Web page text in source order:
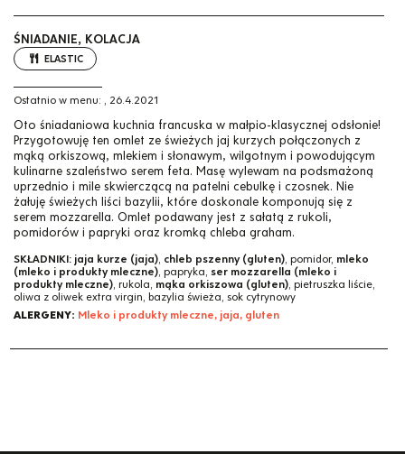
ŚNIADANIE, KOLACJA
ELASTIC
Ostatnio w menu: , 26.4.2021
Oto śniadaniowa kuchnia francuska w małpio-klasycznej odsłonie!
Przygotowuję ten omlet ze świeżych jaj kurzych połączonych z
mąką orkiszową, mlekiem i słonawym, wilgotnym i powodującym
kulinarne szaleństwo serem feta. Masę wylewam na podsmażoną
uprzednio i mile skwierczącą na patelni cebulkę i czosnek. Nie
żałuję świeżych liści bazylii, które doskonale komponują się z
serem mozzarella. Omlet podawany jest z sałatą z rukoli,
pomidorów i papryki oraz kromką chleba graham.
SKŁADNIKI: jaja kurze (jaja), chleb pszenny (gluten), pomidor, mleko
(mleko i produkty mleczne), papryka, ser mozzarella (mleko i
produkty mleczne), rukola, mąka orkiszowa (gluten), pietruszka liście,
oliwa z oliwek extra virgin, bazylia świeża, sok cytrynowy
ALERGENY: Mleko i produkty mleczne, jaja, gluten